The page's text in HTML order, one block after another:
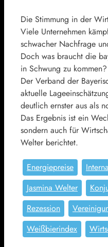
Die Stimmung in der
Viele Unternehmen
schwacher Nachfrage
Doch was braucht die
in Schwung zu kommen?
Der Verband der
aktuelle
deutlich ernster aus als
Das Ergebnis ist ein
sondern auch für
Welter berichtet.
Energiepreise
Jasmina Welter
Rezession
Weißbierindex